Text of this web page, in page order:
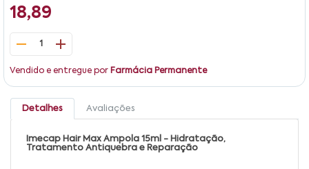
18,89
1
Vendido e entregue por Farmácia Permanente
Detalhes Avaliações
Imecap Hair Max Ampola 15ml - Hidratação,
Tratamento Antiquebra e Reparação